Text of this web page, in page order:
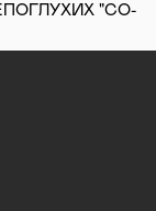
"СО-